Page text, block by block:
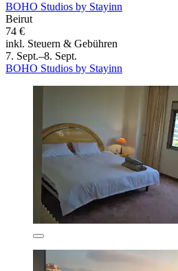
BOHO Studios by Stayinn
Beirut
74 €
inkl. Steuern & Gebühren
7. Sept.–8. Sept.
BOHO Studios by Stayinn